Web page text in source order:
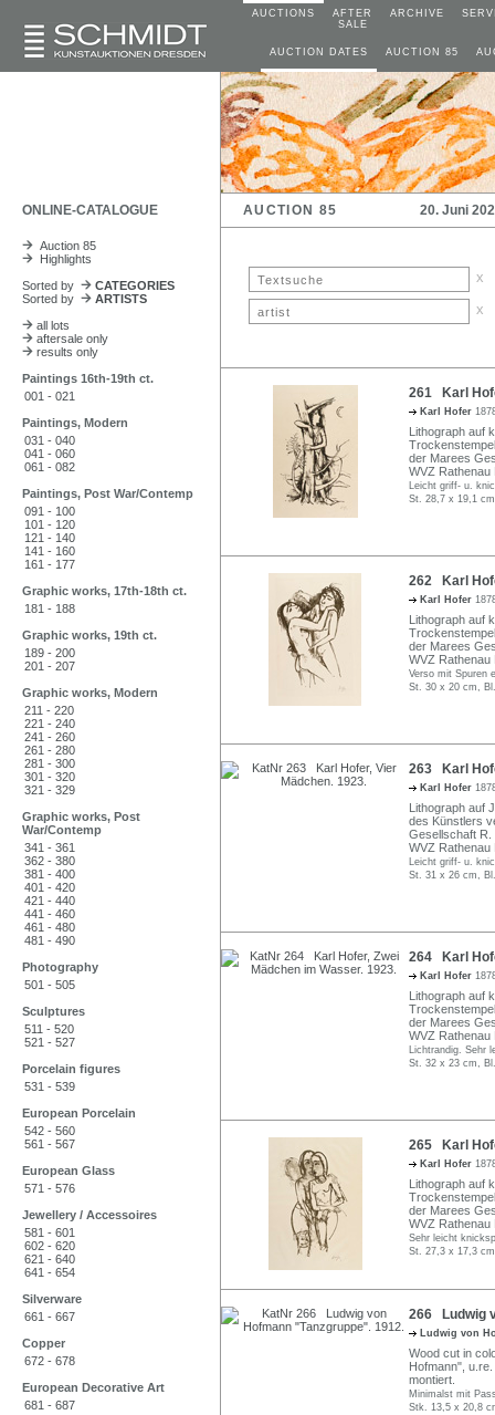
AUCTIONS
AFTER
SALE
ARCHIVE
AUCTION DATES AUCTION 85
ONLINE-CATALOGUE AUCTION 85 20. Juni
Auction 85
Highlights
Sorted by
CATEGORIES
Sorted by
ARTISTS
all lots
aftersale only
results only
Paintings 16th-19th ct.
001 - 021
Paintings, Modern
031 - 040
041 - 060
061 - 082
Paintings, Post War/Contemp
091 - 100
101 - 120
121 - 140
141 - 160
161 - 177
Graphic works, 17th-18th ct.
181 - 188
Graphic works, 19th ct.
189 - 200
201 - 207
Graphic works, Modern
211 - 220
221 - 240
241 - 260
261 - 280
281 - 300
301 - 320
321 - 329
Graphic works, Post
War/Contemp
341 - 361
362 - 380
381 - 400
401 - 420
421 - 440
441 - 460
461 - 480
481 - 490
Photography
501 - 505
Sculptures
511 - 520
521 - 527
Porcelain figures
531 - 539
European Porcelain
542 - 560
561 - 567
European Glass
571 - 576
Jewellery / Accessoires
581 - 601
602 - 620
621 - 640
641 - 654
Silverware
661 - 667
Copper
672 - 678
European Decorative Art
681 - 687
x
x
261 Karl
Karl Hofer
Lithograph auf
der Marees
WVZ Rathenau
Leicht griff- u.
St. 28,7 x 19,1
262 Karl
Karl Hofer
Lithograph auf
der Marees
WVZ Rathenau
Verso mit Spuren
St. 30 x 20 cm,
263 Karl
Karl Hofer
Lithograph auf
des Künstlers
Gesellschaft R.
WVZ Rathenau
Leicht griff- u.
St. 31 x 26 cm,
264 Karl
Karl Hofer
Lithograph auf
der Marees
WVZ Rathenau
Lichtrandig. Sehr
St. 32 x 23 cm,
265 Karl
Karl Hofer
Lithograph auf
der Marees
WVZ Rathenau
Sehr leicht
St. 27,3 x 17,3
266 Ludwig
Ludwig von
Wood cut in
Hofmann",
montiert.
Minimalst mit
Stk. 13,5 x 20,8